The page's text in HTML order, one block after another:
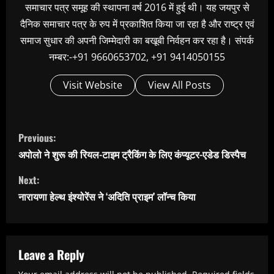
समाचार पत्र समूह की स्थापना वर्ष 2016 में हुई थी। यह जयपुर से
दैनिक समाचार पत्र के रुप में प्रकाशित किया जा रहा है और राष्ट्र एवं
समाज सुधार की अपनी जिम्मेदारी का बखूबी निर्वहन कर रहा है। संपर्क
नम्बर:-+91 9660653702, +91 9414050155
Visit Website View All Posts
C
o
n
t
u
Previous:
अपोलो ने शुरू की रियल-टाइम ट्रैकिंग के लिए कंप्यूटर-एडेड डिस्पैच
Next:
नारायणा हेल्थ इंश्योरेंस ने ‘अदिति प्राइम’ लॉन्च किया
Leave a Reply